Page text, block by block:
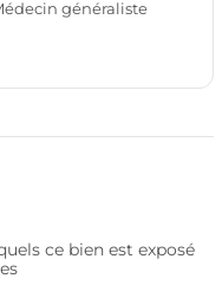
généraliste
ce bien est exposé